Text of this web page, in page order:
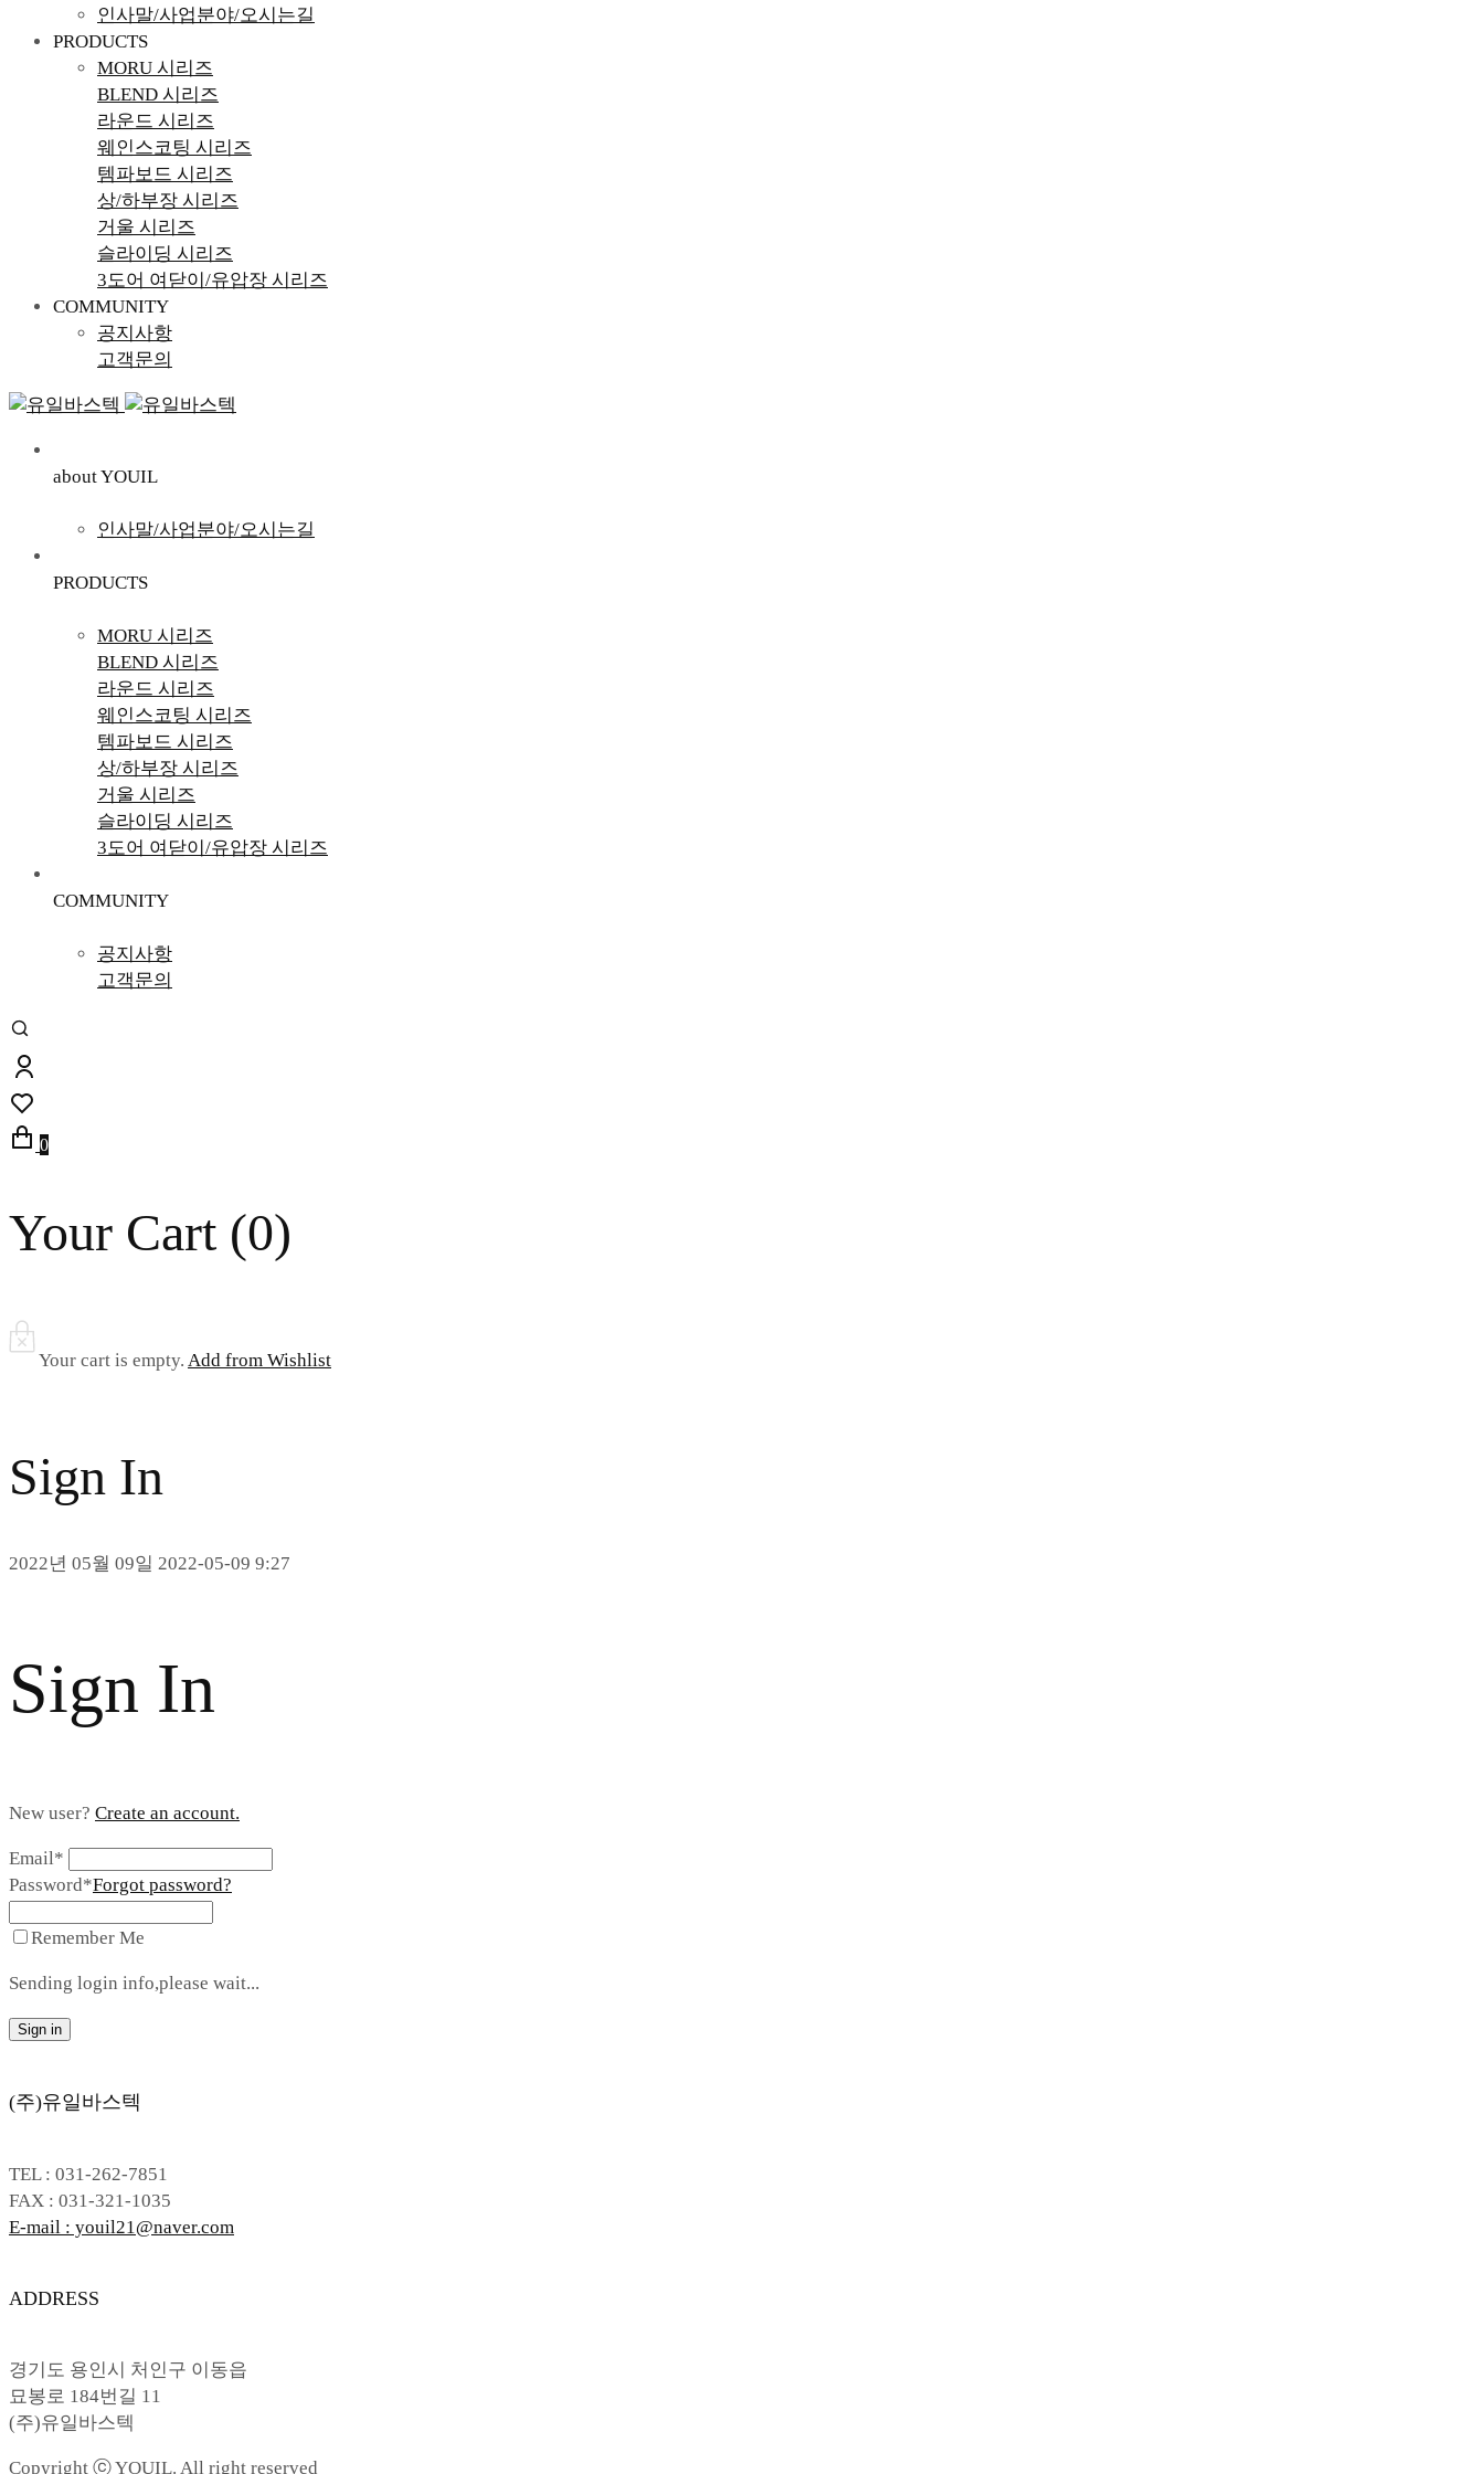
인사말/사업분야/오시는길
PRODUCTS
MORU 시리즈
BLEND 시리즈
라운드 시리즈
웨인스코팅 시리즈
템파보드 시리즈
상/하부장 시리즈
거울 시리즈
슬라이딩 시리즈
3도어 여닫이/유압장 시리즈
COMMUNITY
공지사항
고객문의
about YOUIL
인사말/사업분야/오시는길
PRODUCTS
MORU 시리즈
BLEND 시리즈
라운드 시리즈
웨인스코팅 시리즈
템파보드 시리즈
상/하부장 시리즈
거울 시리즈
슬라이딩 시리즈
3도어 여닫이/유압장 시리즈
COMMUNITY
공지사항
고객문의
0
Your Cart (0)
Your cart is empty. Add from Wishlist
Sign In
2022년 05월 09일 2022-05-09 9:27
Sign In
New user? Create an account.
Email*
Password*Forgot password?
Remember Me
Sending login info,please wait...
Sign in
(주)유일바스텍
TEL : 031-262-7851
FAX : 031-321-1035
E-mail : youil21@naver.com
ADDRESS
경기도 용인시 처인구 이동읍
묘봉로 184번길 11
(주)유일바스텍
Copyright ⓒ YOUIL. All right reserved